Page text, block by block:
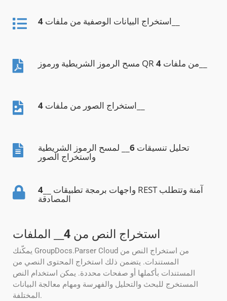
استخراج البيانات الوصفية من ملفات 4
مسح الرموز الشريطية ورموز QR من ملفات 4
استخراج الصور من ملفات 4
تحليل تنسيقات 6 __ لمسح الرموز الشريطية
واستخراج الصور
4
المصادقة
استخراج النص من 4 __ الملفات
يمكّنك GroupDocs.Parser Cloud من استخراج النص من
المستندات. يتضمن ذلك استخراج المحتوى النصي من
المستندات بأكملها أو صفحات محددة. يمكن استخدام النص
المستخرج للبحث والتحليل والفهرسة ومهام معالجة البيانات
المختلفة.